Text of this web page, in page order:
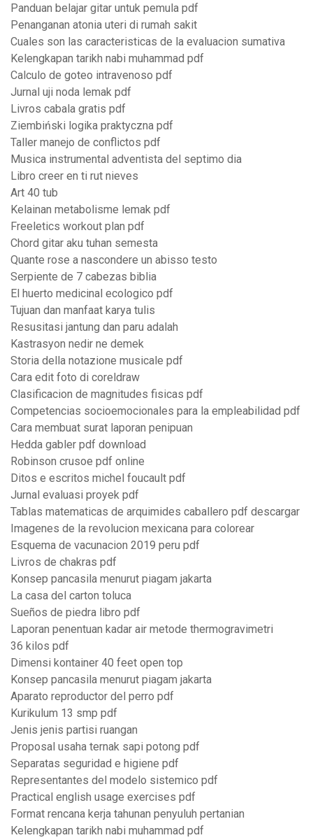
Panduan belajar gitar untuk pemula pdf
Penanganan atonia uteri di rumah sakit
Cuales son las caracteristicas de la evaluacion sumativa
Kelengkapan tarikh nabi muhammad pdf
Calculo de goteo intravenoso pdf
Jurnal uji noda lemak pdf
Livros cabala gratis pdf
Ziembiński logika praktyczna pdf
Taller manejo de conflictos pdf
Musica instrumental adventista del septimo dia
Libro creer en ti rut nieves
Art 40 tub
Kelainan metabolisme lemak pdf
Freeletics workout plan pdf
Chord gitar aku tuhan semesta
Quante rose a nascondere un abisso testo
Serpiente de 7 cabezas biblia
El huerto medicinal ecologico pdf
Tujuan dan manfaat karya tulis
Resusitasi jantung dan paru adalah
Kastrasyon nedir ne demek
Storia della notazione musicale pdf
Cara edit foto di coreldraw
Clasificacion de magnitudes fisicas pdf
Competencias socioemocionales para la empleabilidad pdf
Cara membuat surat laporan penipuan
Hedda gabler pdf download
Robinson crusoe pdf online
Ditos e escritos michel foucault pdf
Jurnal evaluasi proyek pdf
Tablas matematicas de arquimides caballero pdf descargar
Imagenes de la revolucion mexicana para colorear
Esquema de vacunacion 2019 peru pdf
Livros de chakras pdf
Konsep pancasila menurut piagam jakarta
La casa del carton toluca
Sueños de piedra libro pdf
Laporan penentuan kadar air metode thermogravimetri
36 kilos pdf
Dimensi kontainer 40 feet open top
Konsep pancasila menurut piagam jakarta
Aparato reproductor del perro pdf
Kurikulum 13 smp pdf
Jenis jenis partisi ruangan
Proposal usaha ternak sapi potong pdf
Separatas seguridad e higiene pdf
Representantes del modelo sistemico pdf
Practical english usage exercises pdf
Format rencana kerja tahunan penyuluh pertanian
Kelengkapan tarikh nabi muhammad pdf